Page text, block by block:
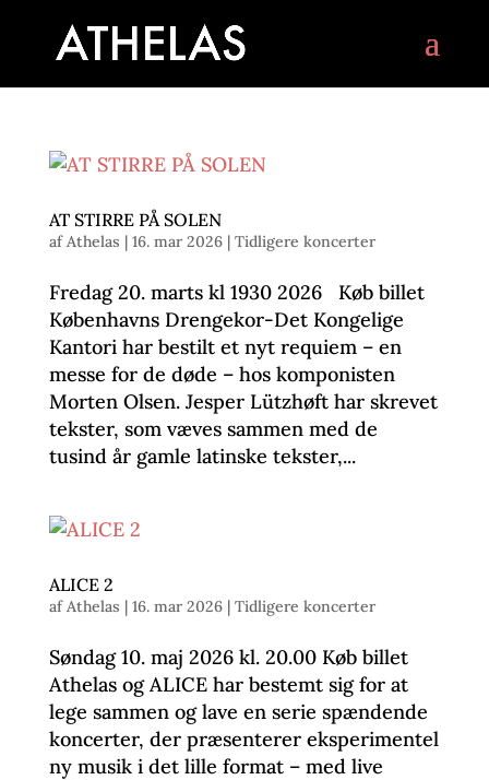
AT STIRRE PÅ SOLEN
afAthelas | 16. mar 2026| Tidligere koncerter
Fredag 20. marts kl 1930 2026 Køb billet
Københavns Drengekor-Det Kongelige
Kantori har bestilt et nyt requiem – en
messe for de døde – hos komponisten
Morten Olsen. Jesper Lützhøft har skrevet
tekster, som væves sammen med de
tusind år gamle latinske tekster,...
ALICE 2
afAthelas | 16. mar 2026| Tidligere koncerter
Søndag 10. maj 2026 kl. 20.00 Køb billet
Athelas og ALICE har bestemt sig for at
lege sammen og lave en serie spændende
koncerter, der præsenterer eksperimentel
ny musik i det lille format – med live